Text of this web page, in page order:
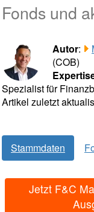
Fonds und
Autor:
(COB)
Spezialist für
Artikel zuletzt
Stammdaten
Jetzt F&C